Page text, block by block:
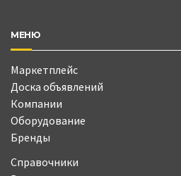
МЕНЮ
Маркетплейс
Доска объявлений
Компании
Оборудование
Бренды
Справочники